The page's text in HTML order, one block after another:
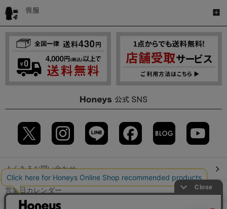
喪服
よくあるお問い合わせ
営業日カレンダー